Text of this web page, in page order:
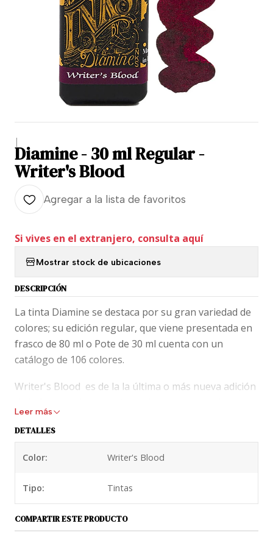
|
Diamine - 30 ml Regular -
Writer's Blood
Agregar a la lista de favoritos
Si vives en el extranjero, consulta aquí
Mostrar stock de ubicaciones
DESCRIPCIÓN
La tinta Diamine se destaca por su gran variedad de
colores; su edición regular, que viene presentada en
frasco de 80 ml o Pote de 30 ml cuenta con un
catálogo de 106 colores.
Writer's Blood es de la la última o más nueva adición
muy suave y aceitoso que da una sensación exquisita
a tu pluma.
Tinta Diamime de 30 ml, viene presentada en pote de
En los blogs de fanáticos, tinta Diamine está
puntuada con la máxima nota y la describen como
una tinta de secado rápido, no resistente al agua.
Leer más
DETALLES
Color: Writer's Blood
Tipo: Tintas
COMPARTIR ESTE PRODUCTO